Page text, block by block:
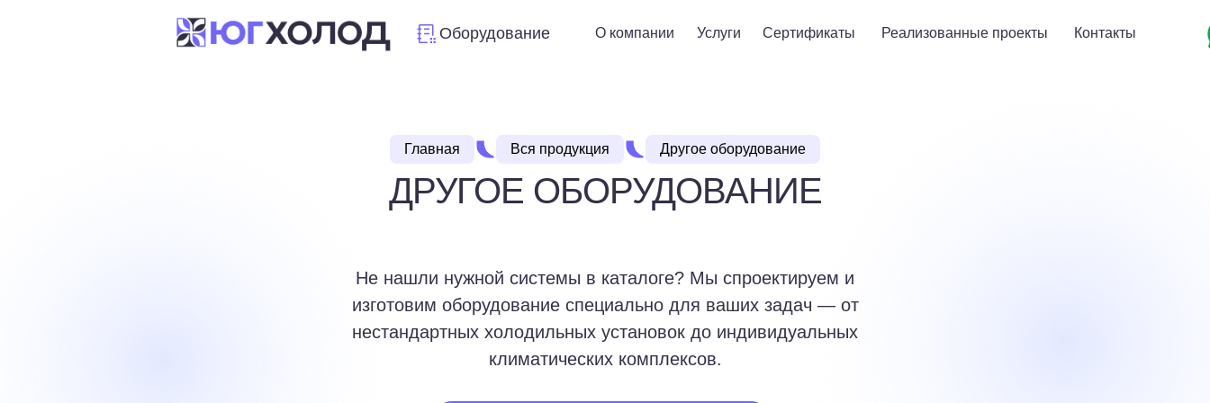
Оборудование Контакты
Реализованные проекты
Сертификаты
Услуги
О компании
Главная Вся продукция Другое оборудование
ДРУГОЕ ОБОРУДОВАНИЕ
Не нашли нужной системы в каталоге? Мы спроектируем и
изготовим оборудование специально для ваших задач — от
нестандартных холодильных установок до индивидуальных
климатических комплексов.